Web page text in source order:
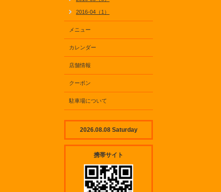
2016-04（1）
メニュー
カレンダー
店舗情報
クーポン
駐車場について
2026.08.08 Saturday
携帯サイト